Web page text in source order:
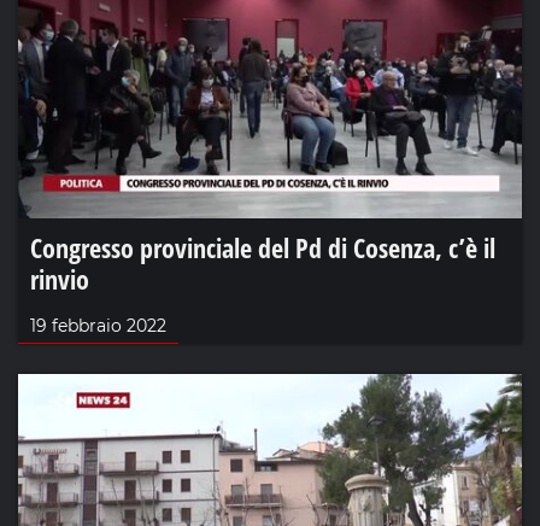
Congresso provinciale del Pd di Cosenza, c’è il
rinvio
19 febbraio 2022